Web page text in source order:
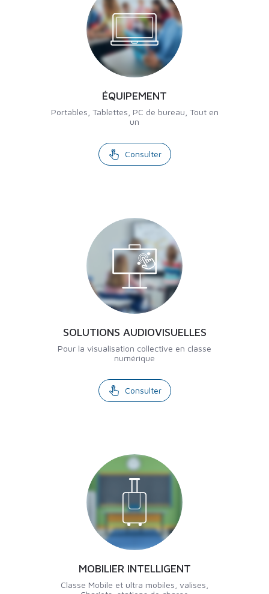
ÉQUIPEMENT
Portables, Tablettes, PC de bureau, Tout en
un
Consulter
SOLUTIONS AUDIOVISUELLES
Pour la visualisation collective en classe
numérique
Consulter
MOBILIER INTELLIGENT
Classe Mobile et ultra mobiles, valises,